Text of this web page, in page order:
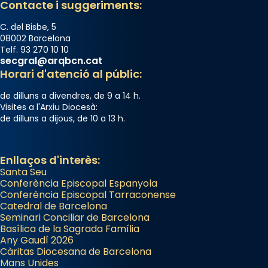
Photo
View on Facebook
Arquebisbat de Barcelona
2 weeks ago
Memòria de les santes Juliana i
Acompanyant la història de sant Cugat, a
partir de l’Edat Mitjana sorgeix la tradició
que les santes Juliana (“relatiu a Júlia”) i
Semproniana (“relatiu a Semprònia =
eterna”) són deixebles seves. I l’any 1667, el
frare Joan Gaspar Roig, afirma en una obra
que les santes són filles de l’antiga Iluro.
Mataró en reivindicarà les relíquies fins que
Contacte i suggeriments:
C. del Bisbe, 5
08002 Barcelona
Telf. 93 270 10 10
secgral@arqbcn.cat
Horari d'atenció al públic:
de dilluns a divendres, de 9 a 14 h.
Visites a l'Arxiu Diocesà:
de dilluns a dijous, de 10 a 13 h.
Enllaços d'interès:
Santa Seu
Conferència Episcopal Espanyola
Conferència Episcopal Tarraconense
Catedral de Barcelona
Seminari Conciliar de Barcelona
Basílica de la Sagrada Família
Any Gaudí 2026
Càritas Diocesana de Barcelona
Mans Unides